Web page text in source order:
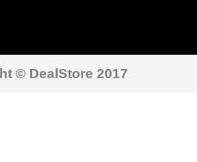
© DealStore 2017